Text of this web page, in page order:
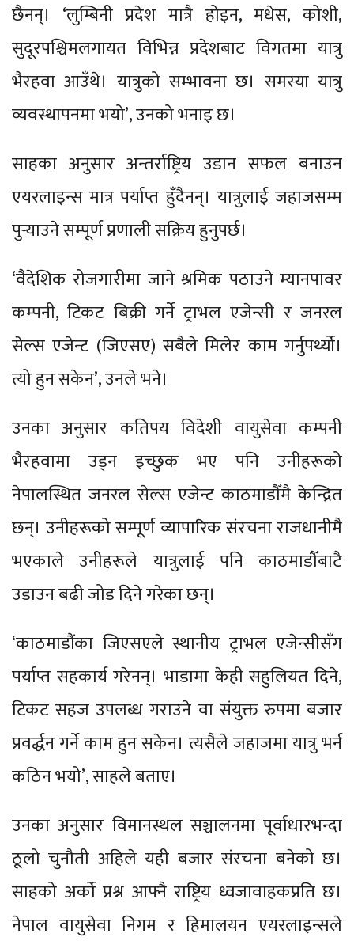
छैनन्। ‘लुम्बिनी प्रदेश मात्रै होइन, मधेस, कोशी,
सुदूरपश्चिमलगायत विभिन्न प्रदेशबाट विगतमा यात्रु
भैरहवा आउँथे। यात्रुको सम्भावना छ। समस्या यात्रु
व्यवस्थापनमा भयो’, उनको भनाइ छ।
साहका अनुसार अन्तर्राष्ट्रिय उडान सफल बनाउन
एयरलाइन्स मात्र पर्याप्त हुँदैनन्। यात्रुलाई जहाजसम्म
पुर्‍याउने सम्पूर्ण प्रणाली सक्रिय हुनुपर्छ।
‘वैदेशिक रोजगारीमा जाने श्रमिक पठाउने म्यानपावर
कम्पनी, टिकट बिक्री गर्ने ट्राभल एजेन्सी र जनरल
सेल्स एजेन्ट (जिएसए) सबैले मिलेर काम गर्नुपर्थ्यो।
त्यो हुन सकेन’, उनले भने।
उनका अनुसार कतिपय विदेशी वायुसेवा कम्पनी
भैरहवामा उड्न इच्छुक भए पनि उनीहरूको
नेपालस्थित जनरल सेल्स एजेन्ट काठमाडौँमै केन्द्रित
छन्। उनीहरूको सम्पूर्ण व्यापारिक संरचना राजधानीमै
भएकाले उनीहरूले यात्रुलाई पनि काठमाडौँबाटै
उडाउन बढी जोड दिने गरेका छन्।
‘काठमाडौंका जिएसएले स्थानीय ट्राभल एजेन्सीसँग
पर्याप्त सहकार्य गरेनन्। भाडामा केही सहुलियत दिने,
टिकट सहज उपलब्ध गराउने वा संयुक्त रुपमा बजार
प्रवर्द्धन गर्ने काम हुन सकेन। त्यसैले जहाजमा यात्रु भर्न
कठिन भयो’, साहले बताए।
उनका अनुसार विमानस्थल सञ्चालनमा पूर्वाधारभन्दा
ठूलो चुनौती अहिले यही बजार संरचना बनेको छ।
साहको अर्को प्रश्न आफ्नै राष्ट्रिय ध्वजावाहकप्रति छ।
नेपाल वायुसेवा निगम र हिमालयन एयरलाइन्सले